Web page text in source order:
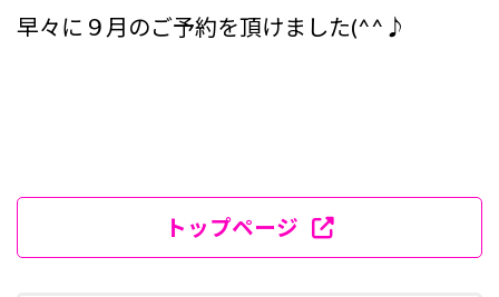
早々に９月のご予約を頂けました(^^♪
トップページ